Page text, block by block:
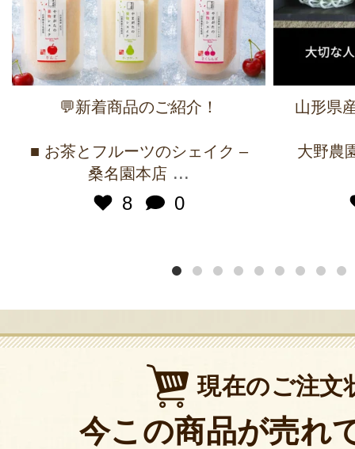
💬新着商品のご紹介！
■ お茶とフルーツのシェイク –
桑名園本店 ...
8
0
山形県
大野農
現在のご注文
今この商品が売れ